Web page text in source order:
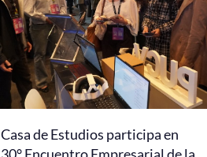
Casa de Estudios participa en
30° Encuentro Empresarial de la